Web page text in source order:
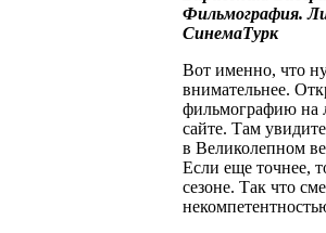
Фильмография.
СинемаТурк
Вот именно, что
внимательнее.
фильмографию на
сайте. Там
в Великолепном
Если еще точнее,
сезоне. Так что